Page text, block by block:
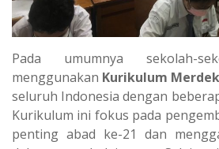
Pada umumnya sekolah-
menggunakan Kurikulum
seluruh Indonesia dengan
Kurikulum ini fokus pada
penting abad ke-21 dan